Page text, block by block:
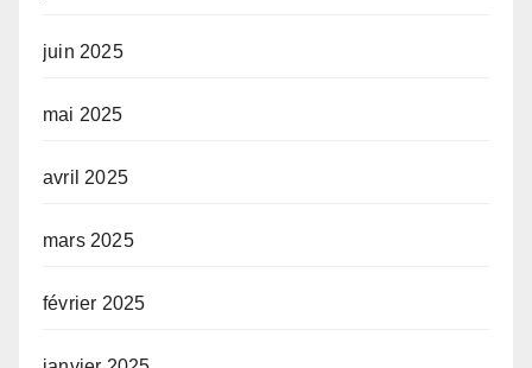
juin 2025
mai 2025
avril 2025
mars 2025
février 2025